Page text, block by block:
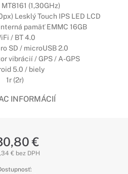
(1,30GHz)
Lesklý Touch IPS LED LCD
pamäť EMMC 16GB
/ BT 4.0
SD / microUSB 2.0
vibrácií / GPS / A-GPS
5.0 / biely
1r (2r)
INFORMÁCIÍ
€
€ bez DPH